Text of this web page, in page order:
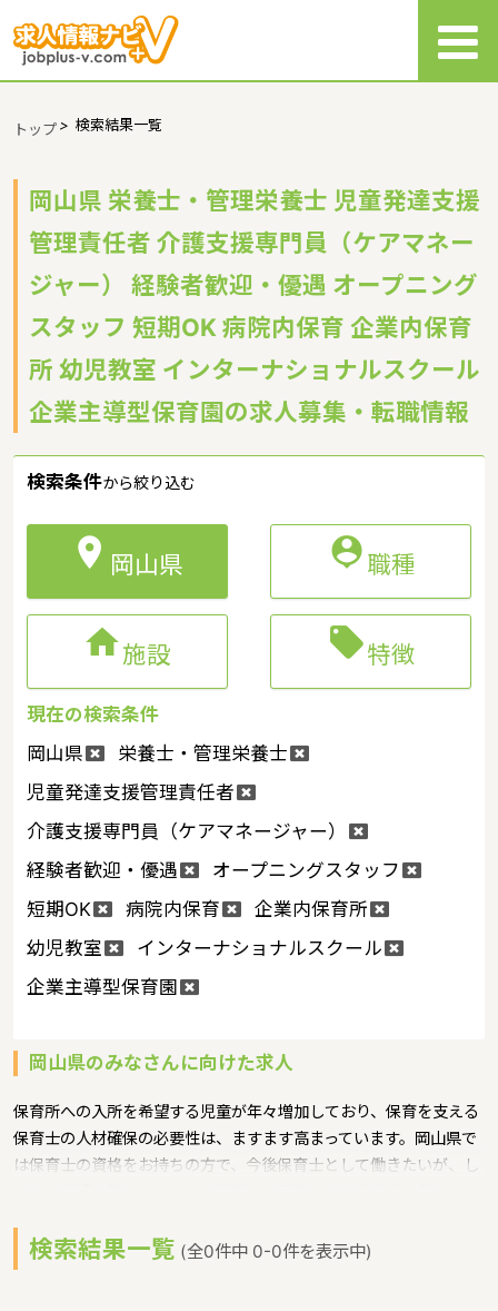
トップ> 検索結果一覧
岡山県 栄養士・管理栄養士 児童発達支援
管理責任者 介護支援専門員（ケアマネー
ジャー） 経験者歓迎・優遇 オープニング
スタッフ 短期OK 病院内保育 企業内保育
所 幼児教室 インターナショナルスクール
企業主導型保育園の求人募集・転職情報
検索条件から絞り込む
 岡山県 職種
施設 特徴
現在の検索条件
岡山県
栄養士・管理栄養士
児童発達支援管理責任者
介護支援専門員（ケアマネージャー）
経験者歓迎・優遇
オープニングスタッフ
短期OK
病院内保育
企業内保育所
幼児教室
インターナショナルスクール
企業主導型保育園
岡山県のみなさんに向けた求人
保育所への入所を希望する児童が年々増加しており、保育を支える
保育士の人材確保の必要性は、ますます高まっています。岡山県で
は保育士の資格をお持ちの方で、今後保育士として働きたいが、し
に関する取り組みを行っています。
岡山県の政令指定都市は岡山市、人口は1910139人（2017/5/1現
検索結果一覧 (全0件中 0-0件を表示中)